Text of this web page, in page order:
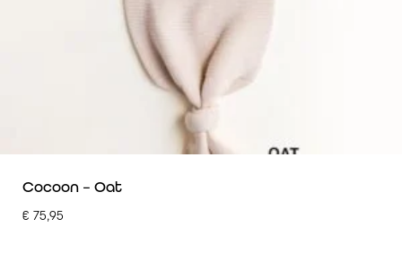
Cocoon – Oat
€ 75,95